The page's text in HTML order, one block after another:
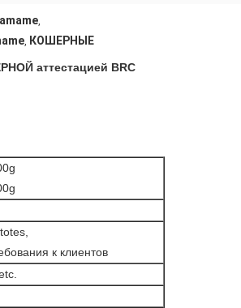
,
, КОШЕРНЫЕ
аттестацией BRC
к клиентов